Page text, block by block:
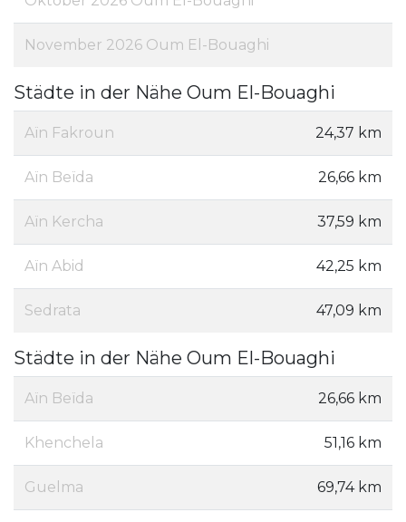
November 2026 Oum El-Bouaghi
Städte in der Nähe Oum El-Bouaghi
Aïn Fakroun 24,37 km
Aïn Beïda 26,66 km
Aïn Kercha 37,59 km
Aïn Abid 42,25 km
Sedrata 47,09 km
Städte in der Nähe Oum El-Bouaghi
Aïn Beïda 26,66 km
Khenchela 51,16 km
Guelma 69,74 km